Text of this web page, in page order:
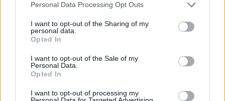
Personal Data Processing Opt Outs
I want to opt-out of the Sharing of my
personal data.
Opted In
I want to opt-out of the Sale of my
Personal Data.
Opted In
I want to opt-out of processing my
Nyheter
På forsiden nå